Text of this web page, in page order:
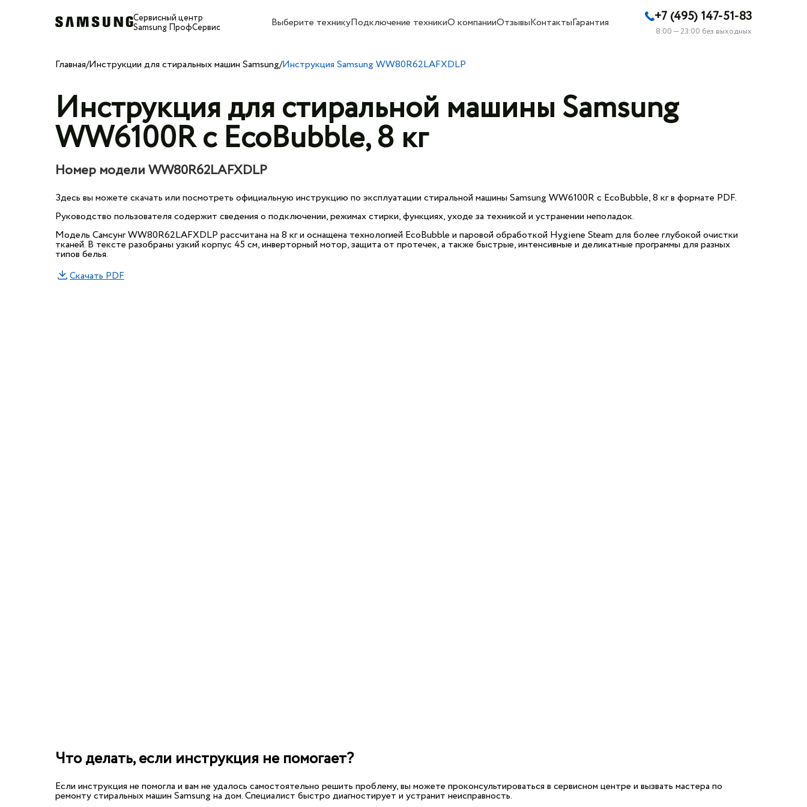
Сервисный центр
Samsung ПрофСервис
Выберите техникуПодключение техникиО компанииОтзывыКонтактыГарантия +7 (495) 147-51-83
8:00 — 23:00 без выходных
Главная/Инструкции для стиральных машин Samsung/Инструкция Samsung WW80R62LAFXDLP
Инструкция для стиральной машины Samsung
WW6100R с EcoBubble, 8 кг
Номер модели WW80R62LAFXDLP
Здесь вы можете скачать или посмотреть официальную инструкцию по эксплуатации стиральной машины Samsung WW6100R с EcoBubble, 8 кг в формате PDF.
Руководство пользователя содержит сведения о подключении, режимах стирки, функциях, уходе за техникой и устранении неполадок.
Модель Самсунг WW80R62LAFXDLP рассчитана на 8 кг и оснащена технологией EcoBubble и паровой обработкой Hygiene Steam для более глубокой очистки
тканей. В тексте разобраны узкий корпус 45 см, инверторный мотор, защита от протечек, а также быстрые, интенсивные и деликатные программы для разных
типов белья.
Скачать PDF
Что делать, если инструкция не помогает?
Если инструкция не помогла и вам не удалось самостоятельно решить проблему, вы можете проконсультироваться в сервисном центре и вызвать мастера по
ремонту стиральных машин Samsung на дом. Специалист быстро диагностирует и устранит неисправность.